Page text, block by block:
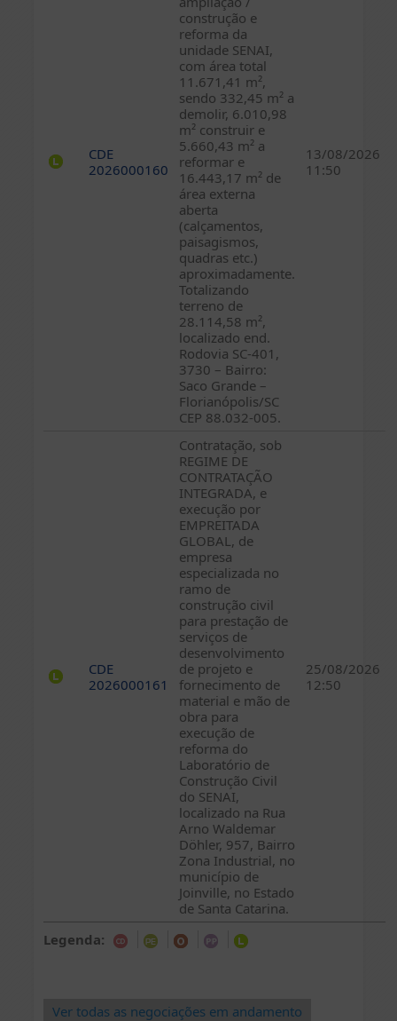
CDE
2026000160
construção e
reforma da
unidade SENAI,
com área total
11.671,41 m²,
sendo 332,45 m² a
demolir, 6.010,98
m² construir e
5.660,43 m² a
reformar e
16.443,17 m² de
área externa
aberta
(calçamentos,
paisagismos,
quadras etc.)
aproximadamente.
Totalizando
terreno de
28.114,58 m²,
localizado end.
Rodovia SC-401,
3730 – Bairro:
Saco Grande –
Florianópolis/SC
CEP 88.032-005.
13/08/2026
11:50
CDE
2026000161
Contratação, sob
REGIME DE
CONTRATAÇÃO
INTEGRADA, e
execução por
EMPREITADA
GLOBAL, de
empresa
especializada no
ramo de
construção civil
para prestação de
serviços de
desenvolvimento
de projeto e
fornecimento de
material e mão de
obra para
execução de
reforma do
Laboratório de
Construção Civil
do SENAI,
localizado na Rua
Arno Waldemar
Döhler, 957, Bairro
Zona Industrial, no
município de
Joinville, no Estado
de Santa Catarina.
25/08/2026
12:50
Legenda:
Ver todas as negociações em andamento